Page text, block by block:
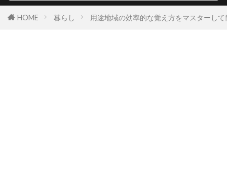
HOME 暮らし 用途地域の効率的な覚え方をマスターし